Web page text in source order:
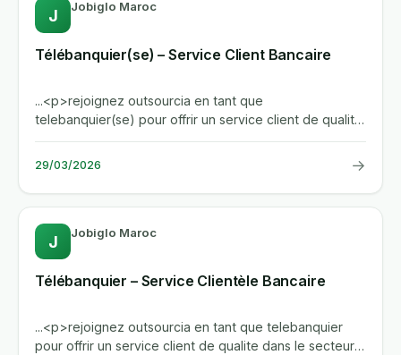
J Jobiglo Maroc
Télébanquier(se) – Service Client Bancaire
...<p>rejoignez outsourcia en tant que
telebanquier(se) pour offrir un service client de qualite
dans le secteur bancaire....
29/03/2026 →
J Jobiglo Maroc
Télébanquier – Service Clientèle Bancaire
...<p>rejoignez outsourcia en tant que telebanquier
pour offrir un service client de qualite dans le secteur